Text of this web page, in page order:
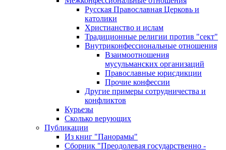
Русская Православная Церковь и
католики
Христианство и ислам
Традиционные религии против "сект"
Внутриконфессиональные отношения
Взаимоотношения
мусульманских организаций
Православные юрисдикции
Прочие конфессии
Другие примеры сотрудничества и
конфликтов
Курьезы
Сколько верующих
Публикации
Из книг "Панорамы"
Сборник "Преодолевая государственно -